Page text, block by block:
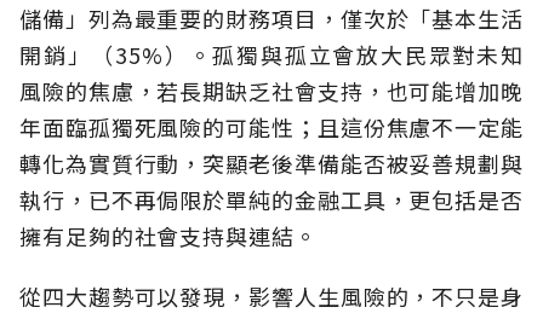
儲備」列為最重要的財務項目，僅次於「基本生活
開銷」（35%）。孤獨與孤立會放大民眾對未知
風險的焦慮，若長期缺乏社會支持，也可能增加晚
年面臨孤獨死風險的可能性；且這份焦慮不一定能
轉化為實質行動，突顯老後準備能否被妥善規劃與
執行，已不再侷限於單純的金融工具，更包括是否
擁有足夠的社會支持與連結。
從四大趨勢可以發現，影響人生風險的，不只是身